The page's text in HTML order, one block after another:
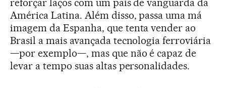
reforçar laços com um país de vanguarda da
América Latina. Além disso, passa uma má
imagem da Espanha, que tenta vender ao
Brasil a mais avançada tecnologia ferroviária
—por exemplo—, mas que não é capaz de
levar a tempo suas altas personalidades.